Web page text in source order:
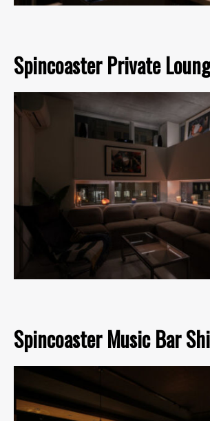
Spincoaster Private
Spincoaster Music Bar